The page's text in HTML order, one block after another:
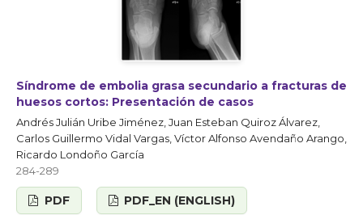
Síndrome de embolia grasa secundario a fracturas de
huesos cortos: Presentación de casos
Andrés Julián Uribe Jiménez, Juan Esteban Quiroz Álvarez,
Carlos Guillermo Vidal Vargas, Víctor Alfonso Avendaño Arango,
Ricardo Londoño García
284-289
PDF PDF_EN (ENGLISH)